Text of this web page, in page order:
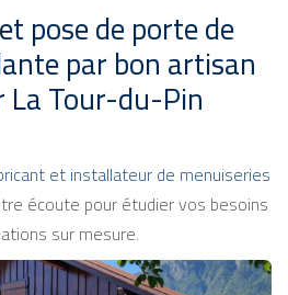
pose de porte de
par bon artisan
La Tour-du-Pin
et installateur de menuiseries
écoute pour étudier vos besoins
sur mesure.